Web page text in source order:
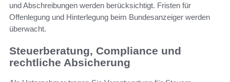
und Abschreibungen werden berücksichtigt. Fristen für
Offenlegung und Hinterlegung beim Bundesanzeiger werden
überwacht.
Steuerberatung, Compliance und
rechtliche Absicherung